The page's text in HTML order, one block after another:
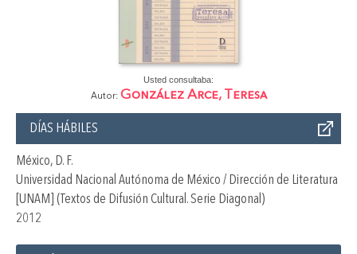
Usted consultaba:
Autor: González Arce, Teresa
DÍAS HÁBILES
México, D. F.
Universidad Nacional Autónoma de México / Dirección de Literatura
[UNAM] (Textos de Difusión Cultural. Serie Diagonal)
2012